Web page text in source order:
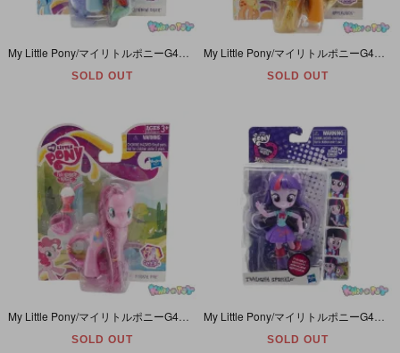
My Little Pony/マイリトルポニーG4・Friendship is Magic/フレンドシップイズマジック・Rainbow Dash/レインボーダッシュ・スカイブルー・2012年
SOLD OUT SOLD OUT
My Little Pony/マイリトルポニーG4・Friendship is Magic/フレンドシップイズマジック・Pinkie Pie/ピンキーパイ・ピンク・2012年
SOLD OUT SOLD OUT